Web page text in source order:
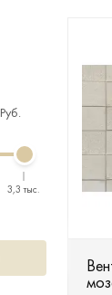
Руб.
3,3 тыс.